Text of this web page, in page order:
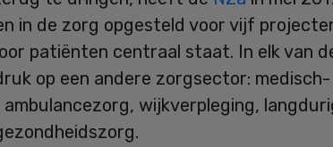
in de zorg opgesteld voor vijf
patiënten centraal staat. In elk van
op een andere zorgsector: medisch-
wijkverpleging,